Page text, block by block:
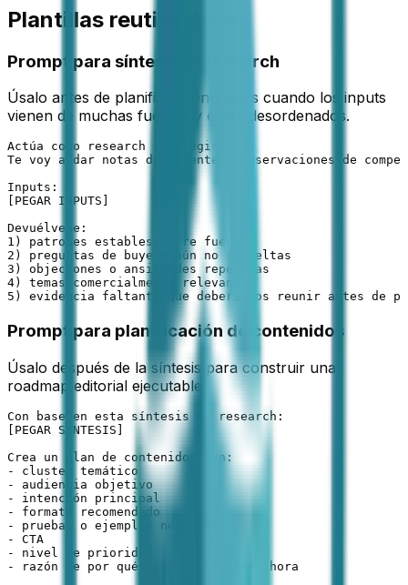
Plantillas reutilizables
Prompt para síntesis de research
Úsalo antes de planificar contenidos cuando los inputs
vienen de muchas fuentes y están desordenados.
Actúa como research strategist.
Te voy a dar notas de clientes, observaciones de
Inputs:
[PEGAR INPUTS]
Devuélveme:
1) patrones estables entre fuentes
2) preguntas de buyers aún no resueltas
3) objeciones o ansiedades repetidas
4) temas comercialmente relevantes
5) evidencia faltante que deberíamos reunir antes de
Prompt para planificación de contenidos
Úsalo después de la síntesis para construir una
roadmap editorial ejecutable.
Con base en esta síntesis de research:
[PEGAR SÍNTESIS]
Crea un plan de contenidos con:
- cluster temático
- audiencia objetivo
- intención principal
- formato recomendado
- pruebas o ejemplos necesarios
- CTA
- nivel de prioridad
- razón de por qué debe publicarse ahora